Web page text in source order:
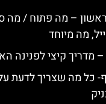
ראשון – מה פתוח / מה
מה מיוחד
– מדריך קיצי לפנינה
כל מה שצריך לדעת